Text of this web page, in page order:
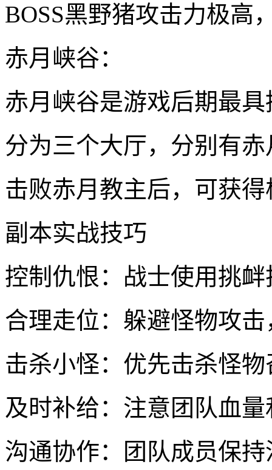
BOSS黑野猪攻击力极高
赤月峡谷：
赤月峡谷是游戏后期最
分为三个大厅，分别有
击败赤月教主后，可获
副本实战技巧
控制仇恨：战士使用挑
合理走位：躲避怪物攻
击杀小怪：优先击杀怪
及时补给：注意团队血
沟通协作：团队成员保